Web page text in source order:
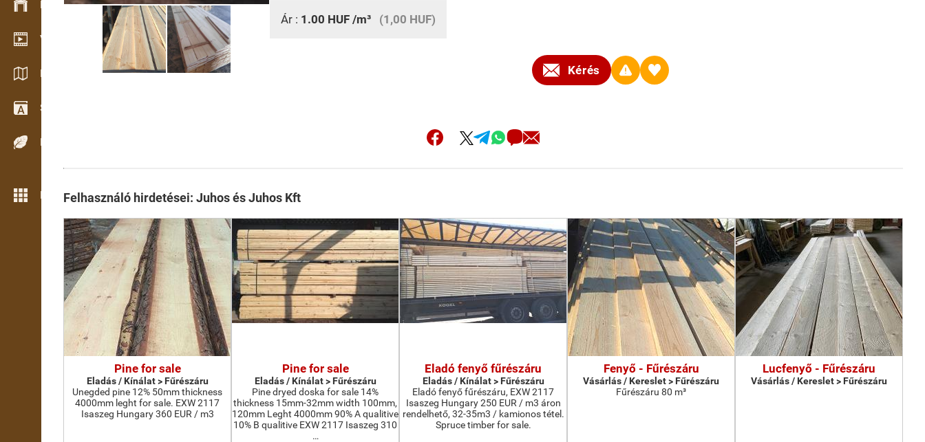
Készlet kezelés
Video bemutatóterem
Katalógusok / Prospektusok
Szótár
Fafajok
Még több funkció
Ár : 1.00 HUF /m³ (1,00 HUF)
Kérés
Felhasználó hirdetései: Juhos és Juhos Kft
Pine for sale
Eladás / Kínálat > Fűrészáru
Unegded pine 12% 50mm thickness
4000mm leght for sale. EXW 2117
Isaszeg Hungary 360 EUR / m3
Pine for sale
Eladás / Kínálat > Fűrészáru
Pine dryed doska for sale 14%
thickness 15mm-32mm width 100mm,
120mm Leght 4000mm 90% A qualitive
10% B qualitive EXW 2117 Isaszeg 310
…
Eladó fenyő fűrészáru
Eladás / Kínálat > Fűrészáru
Eladó fenyő fűrészáru, EXW 2117
Isaszeg Hungary 250 EUR / m3 áron
rendelhető, 32-35m3 / kamionos tétel.
Spruce timber for sale.
Fenyő - Fűrészáru
Vásárlás / Kereslet > Fűrészáru
Fűrészáru 80 m³
Lucfenyő - Fűrészáru
Vásárlás / Kereslet > Fűrészáru